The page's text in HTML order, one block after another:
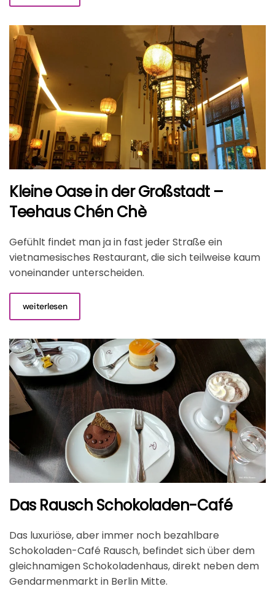
Kleine Oase in der Großstadt –
Teehaus Chén Chè
Gefühlt findet man ja in fast jeder Straße ein
vietnamesisches Restaurant, die sich teilweise kaum
voneinander unterscheiden.
weiterlesen
Das Rausch Schokoladen-Café
Das luxuriöse, aber immer noch bezahlbare
Schokoladen-Café Rausch, befindet sich über dem
gleichnamigen Schokoladenhaus, direkt neben dem
Gendarmenmarkt in Berlin Mitte.